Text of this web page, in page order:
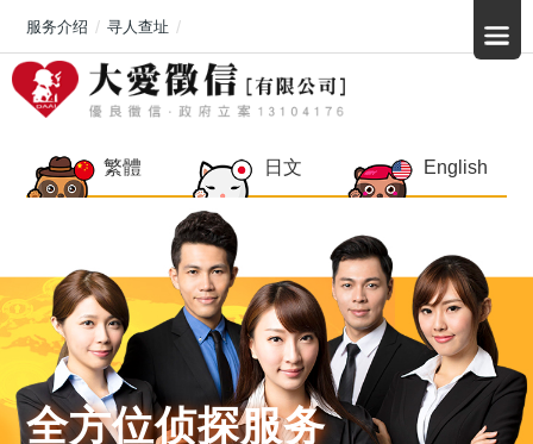
繁體 日文 English
全方位侦探服务
服务介绍 寻人查址